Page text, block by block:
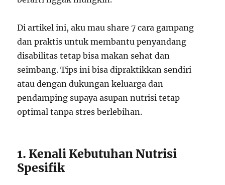
Di artikel ini, aku mau share 7 cara gampang
dan praktis untuk membantu penyandang
disabilitas tetap bisa makan sehat dan
seimbang. Tips ini bisa dipraktikkan sendiri
atau dengan dukungan keluarga dan
pendamping supaya asupan nutrisi tetap
optimal tanpa stres berlebihan.
1. Kenali Kebutuhan Nutrisi
Spesifik